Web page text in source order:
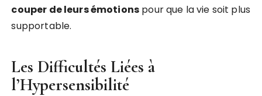
couper de leurs émotions pour que la vie soit plus
supportable.
Les Difficultés Liées à
l’Hypersensibilité